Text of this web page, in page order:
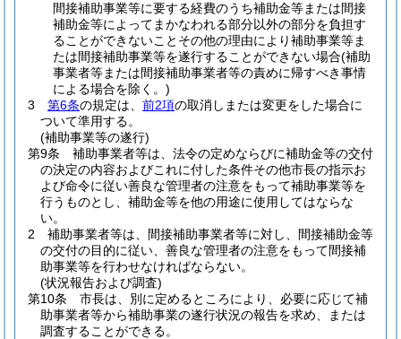
間接補助事業等に要する経費のうち補助金等または間接
補助金等によってまかなわれる部分以外の部分を負担す
ることができないことその他の理由により補助事業等ま
たは間接補助事業等を遂行することができない場合(補助
事業者等または間接補助事業者等の責めに帰すべき事情
による場合を除く。)
3
第6条の規定は、 前2項の取消しまたは変更をした場合に
ついて準用する。
(補助事業等の遂行)
第9条
補助事業者等は、法令の定めならびに補助金等の交付
の決定の内容およびこれに付した条件その他市長の指示お
よび命令に従い善良な管理者の注意をもって補助事業等を
行うものとし、補助金等を他の用途に使用してはならな
い。
2
補助事業者等は、間接補助事業者等に対し、間接補助金等
の交付の目的に従い、善良な管理者の注意をもって間接補
助事業等を行わせなければならない。
(状況報告および調査)
第10条
市長は、別に定めるところにより、必要に応じて補
助事業者等から補助事業の遂行状況の報告を求め、または
調査することができる。